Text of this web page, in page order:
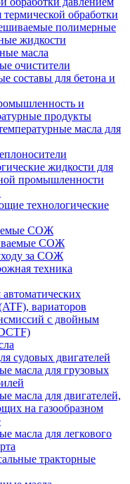
обработки
полимерные
жидкости
масла
очистители
составы для бетона и
и
продукты
масла для
жидкости для
промышленности
технологические
СОЖ
СОЖ
за СОЖ
техника
вариаторов
с двойным
судовых двигателей
масла для грузовых
масла для двигателей,
на газообразном
масла для легкового
тракторные